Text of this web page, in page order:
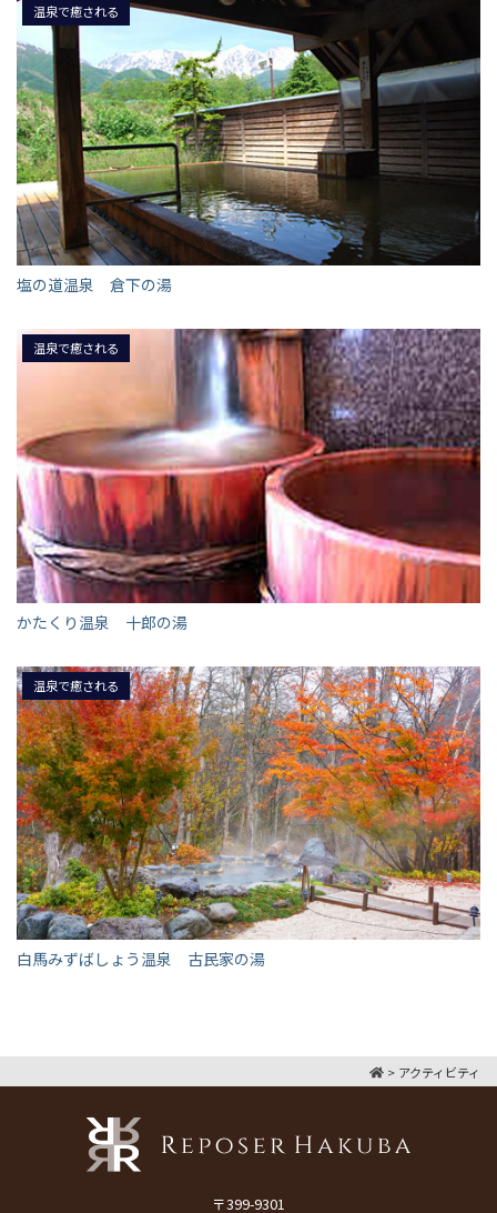
塩の道温泉 倉下の湯
温泉で癒される
かたくり温泉 十郎の湯
温泉で癒される
白馬みずばしょう温泉 古民家の湯
温泉で癒される
> アクティビティ
〒399-9301